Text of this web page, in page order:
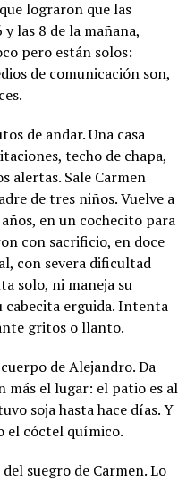
lograron que las
las 8 de la mañana,
pero están solos:
de comunicación son,
de andar. Una casa
techo de chapa,
alertas. Sale Carmen
de tres niños.Vuelve a
en un cochecito para
con sacrificio, en doce
con severa dificultad
solo, ni maneja su
cabecita erguida. Intenta
gritos o llanto.
de Alejandro. Da
más el lugar: el patio es al
soja hasta hace días. Y
el cóctel químico.
suegro de Carmen. Lo